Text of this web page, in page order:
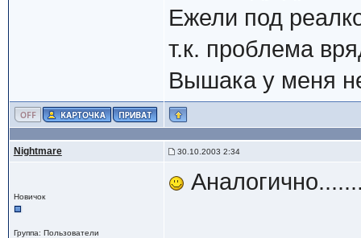
Ежели под
т.к. проблема
Вышака у меня
Nightmare 30.10.2003 2:34
Новичок
Группа: Пользователи